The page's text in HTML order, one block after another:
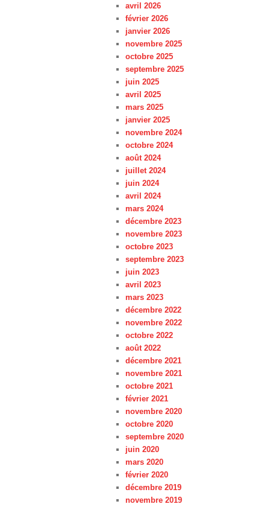
avril 2026
février 2026
janvier 2026
novembre 2025
octobre 2025
septembre 2025
juin 2025
avril 2025
mars 2025
janvier 2025
novembre 2024
octobre 2024
août 2024
juillet 2024
juin 2024
avril 2024
mars 2024
décembre 2023
novembre 2023
octobre 2023
septembre 2023
juin 2023
avril 2023
mars 2023
décembre 2022
novembre 2022
octobre 2022
août 2022
décembre 2021
novembre 2021
octobre 2021
février 2021
novembre 2020
octobre 2020
septembre 2020
juin 2020
mars 2020
février 2020
décembre 2019
novembre 2019